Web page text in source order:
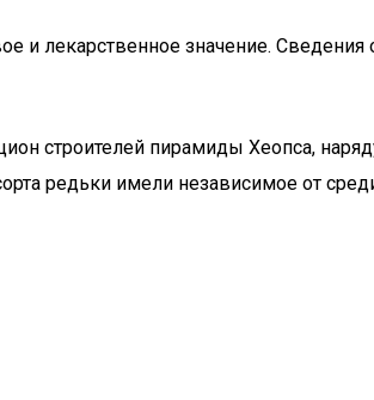
лекарственное значение.
строителей пирамиды Хеопса,
редьки имели независимое от